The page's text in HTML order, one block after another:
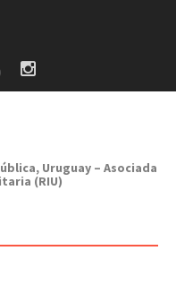
Uruguay – Asociada
(RIU)